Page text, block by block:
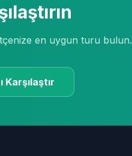
en uygun turu bulun.
Karşılaştır